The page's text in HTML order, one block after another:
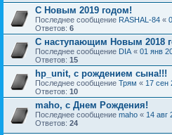
С Новым 2019 годом!
Последнее сообщение RASHAL-84 «
Ответов: 6
С наступающим Новым 2018
Последнее сообщение DIA « 01 янв
Ответов: 15
hp_unit, с рождением сына!!!
Последнее сообщение Трям « 17 сен
Ответов: 10
maho, с Днем Рождения!
Последнее сообщение maho « 14 авг
Ответов: 24